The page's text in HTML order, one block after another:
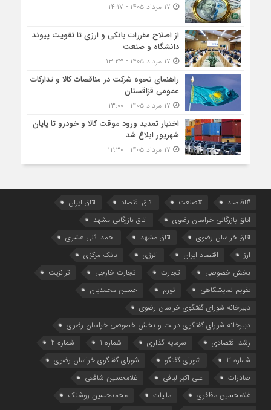
از اصلاح مقررات بانکی و ارزی تا تقویت پیوند
دانشگاه و صنعت
راهنمای نحوه شرکت در مناقصات کالا و تدارکات
عمومی قزاقستان
اختیار تمدید ورود موقت کالا و خودرو تا پایان
شهریور ابلاغ شد
#اقتصاد #صنعت اتاق اقتصاد
اتاق ایران
اتاق بازرگانی خراسان رضوی
اتاق بازرگانی مشهد
اتاق خراسان رضوی
اتاق مشهد
احمد اثنی عشری
ارز
اقتصاد ایران انرژی
بانک مرکزی
بخش خصوصی
تجارت تجارت خارجی
ترانزیت
تقویم نمایشگاهی
تورم
حسین محمدیان
دبیرخانه شورای گفتگوی خراسان رضوی
دبیرخانه شورای گفتگوی دولت و بخش خصوصی خراسان رضوی
رشد اقتصادی
سرمایه گذاری شماره 1
شماره 2
شماره 3
شورای گفتگو
شورای گفتگوی خراسان رضوی
صادرات
علی اکبر لبافی
غلامحسین شافعی
غلامحسین مظفری
مالیات
محمدحسین روشنک